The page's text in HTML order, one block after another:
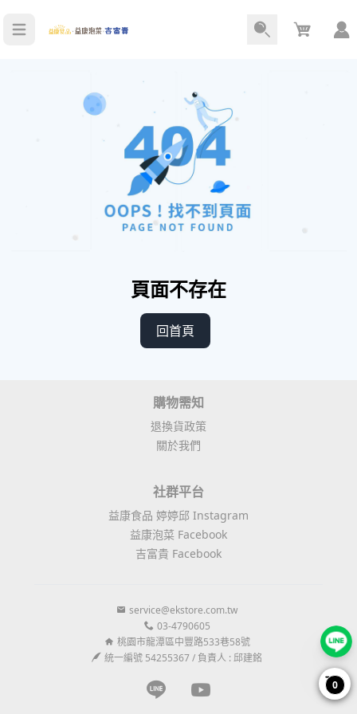
Cart
頁面不存在
回首頁
購物需知
退換貨政策
關於我們
社群平台
益康食品 婷婷邱 Instagram
益康泡菜 Facebook
吉富貴 Facebook
service@ekstore.com.tw
03-4790605
桃園市龍潭區中豐路533巷58號
統一編號 54255367 / 負責人 : 邱建銘
Line pageYoutube page 0